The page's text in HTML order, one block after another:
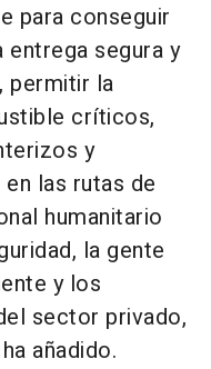
para conseguir
segura y
permitir la
críticos,
y
las rutas de
humanitario
la gente
y los
sector privado,
añadido.